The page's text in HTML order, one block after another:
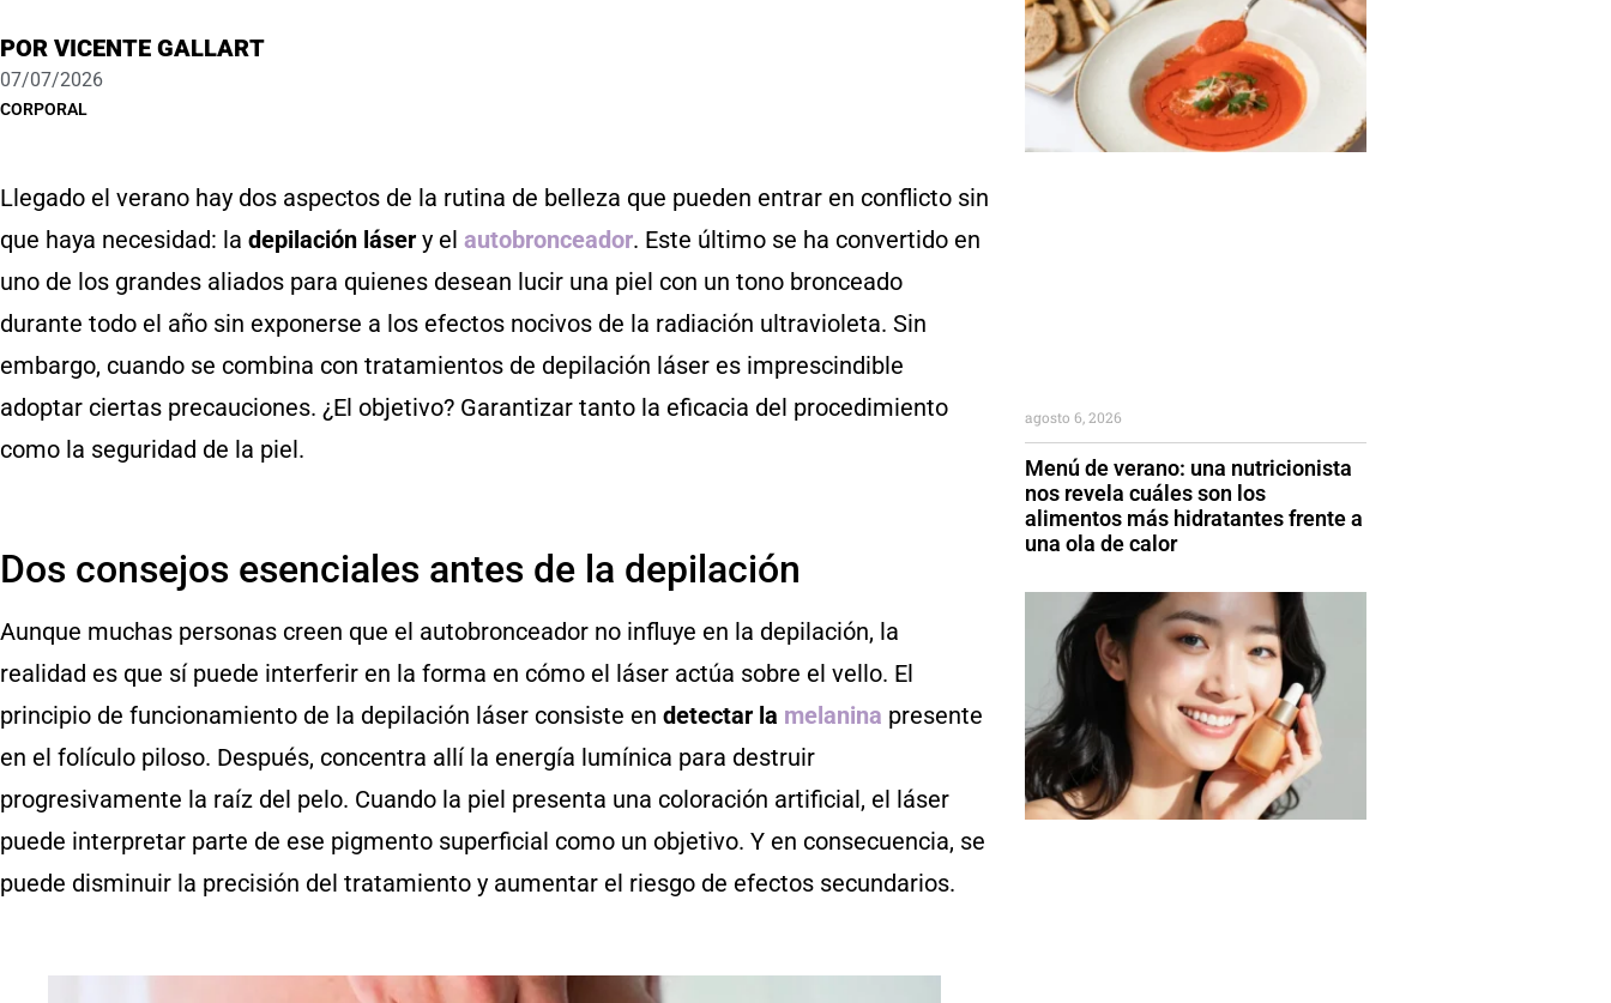
POR VICENTE GALLART
07/07/2026
CORPORAL
Llegado el verano hay dos aspectos de la rutina de belleza que pueden entrar en conflicto sin
que haya necesidad: la depilación láser y el autobronceador. Este último se ha convertido en
uno de los grandes aliados para quienes desean lucir una piel con un tono bronceado
durante todo el año sin exponerse a los efectos nocivos de la radiación ultravioleta. Sin
embargo, cuando se combina con tratamientos de depilación láser es imprescindible
adoptar ciertas precauciones. ¿El objetivo? Garantizar tanto la eficacia del procedimiento
como la seguridad de la piel.
Dos consejos esenciales antes de la depilación
Aunque muchas personas creen que el autobronceador no influye en la depilación, la
realidad es que sí puede interferir en la forma en cómo el láser actúa sobre el vello. El
principio de funcionamiento de la depilación láser consiste en detectar la melanina presente
en el folículo piloso. Después, concentra allí la energía lumínica para destruir
progresivamente la raíz del pelo. Cuando la piel presenta una coloración artificial, el láser
puede interpretar parte de ese pigmento superficial como un objetivo. Y en consecuencia, se
puede disminuir la precisión del tratamiento y aumentar el riesgo de efectos secundarios.
Menú de verano: una nutricionista
nos revela cuáles son los
alimentos más hidratantes frente a
una ola de calor
agosto 6, 2026